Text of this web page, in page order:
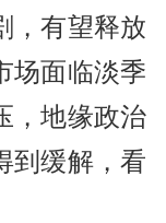
，有望释放
场面临淡季
，地缘政治
到缓解，看